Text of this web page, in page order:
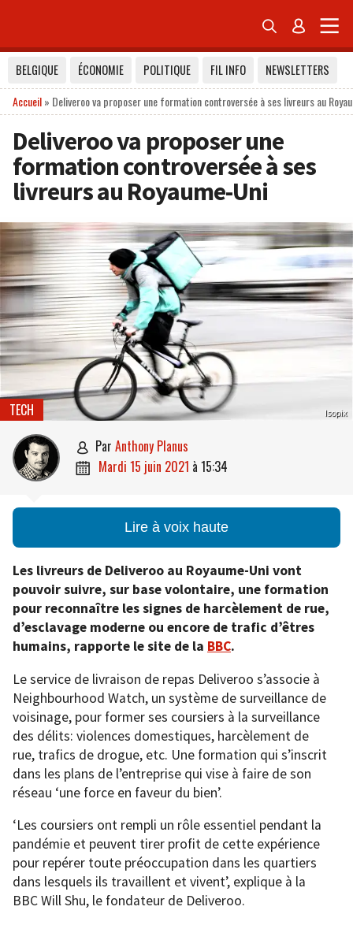
 
BELGIQUE ÉCONOMIE POLITIQUE FIL INFO
NEWSLETTERS
Accueil» Deliveroo va proposer une formation controversée à ses livreurs au
Deliveroo va proposer une
formation controversée à ses
livreurs au Royaume-Uni
Isopix
TECH
 par Anthony Planus
 mardi 15 juin 2021 à 15:34
Lire à voix haute
Les livreurs de Deliveroo au Royaume-Uni vont
pouvoir suivre, sur base volontaire, une formation
pour reconnaître les signes de harcèlement de rue,
d’esclavage moderne ou encore de trafic d’êtres
humains, rapporte le site de la BBC.
Le service de livraison de repas Deliveroo s’associe à
Neighbourhood Watch, un système de surveillance de
voisinage, pour former ses coursiers à la surveillance
des délits: violences domestiques, harcèlement de
rue, trafics de drogue, etc. Une formation qui s’inscrit
dans les plans de l’entreprise qui vise à faire de son
réseau ‘une force en faveur du bien’.
‘Les coursiers ont rempli un rôle essentiel pendant la
pandémie et peuvent tirer profit de cette expérience
pour repérer toute préoccupation dans les quartiers
dans lesquels ils travaillent et vivent’, explique à la
BBC Will Shu, le fondateur de Deliveroo.